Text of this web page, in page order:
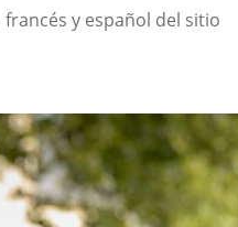
y español del sitio